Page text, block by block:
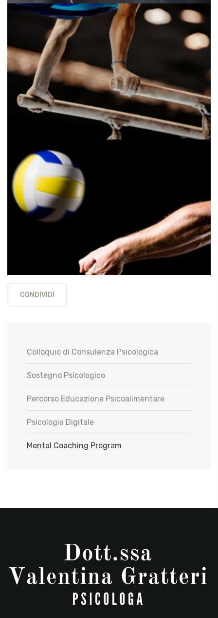
Colloquio di Consulenza Psicologica
Sostegno Psicologico
Percorso Educazione Psicoalimentare
Psicologia Digitale
Mental Coaching Program
CONDIVIDI